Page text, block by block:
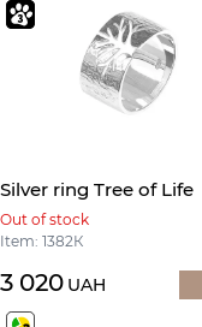
Silver ring Tree of Life
Out of stock
Item: 1382К
3 020 UAH